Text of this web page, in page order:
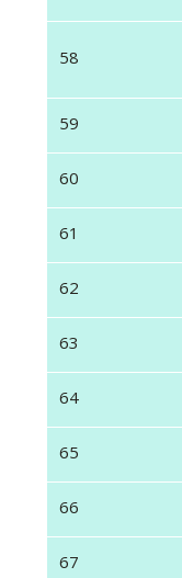
58
59
60
61
62
63
64
65
66
67